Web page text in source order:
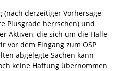
(nach derzeitiger Vorhersage
Plusgrade herrschen) und
Aktiven, die sich um die Halle
vor dem Eingang zum OSP
abgelegte Sachen kann
keine Haftung übernommen